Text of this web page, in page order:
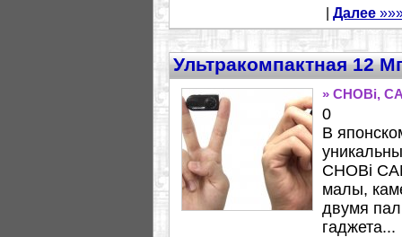
Далее
Ультракомпактная 12
» CHOBi,
0
В
CHOBi
малы,
двумя
гаджета...